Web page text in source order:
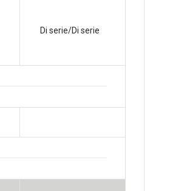
Di serie/Di serie